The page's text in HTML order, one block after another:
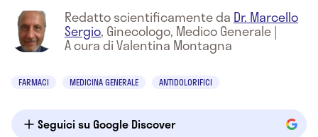
Redatto scientificamente da Dr. Marcello
Sergio, Ginecologo, Medico Generale|
A cura di Valentina Montagna
FARMACI MEDICINA GENERALE ANTIDOLORIFICI
Seguici su Google Discover